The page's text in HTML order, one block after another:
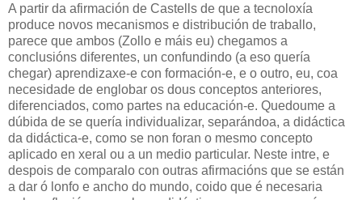
A partir da afirmación de Castells de que a tecnoloxía
produce novos mecanismos e distribución de traballo,
parece que ambos (Zollo e máis eu) chegamos a
conclusións diferentes, un confundindo (a eso quería
chegar) aprendizaxe-e con formación-e, e o outro, eu, coa
necesidade de englobar os dous conceptos anteriores,
diferenciados, como partes na educación-e. Quedoume a
dúbida de se quería individualizar, separándoa, a didáctica
da didáctica-e, como se non foran o mesmo concepto
aplicado en xeral ou a un medio particular. Neste intre, e
despois de comparalo con outras afirmacións que se están
a dar ó lonfo e ancho do mundo, coido que é necesaria